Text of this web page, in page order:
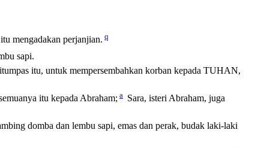
mengadakan perjanjian. q
sapi.
itu, untuk mempersembahkan korban kepada TUHAN,
itu kepada Abraham; a Sara, isteri Abraham, juga
domba dan lembu sapi, emas dan perak, budak laki-laki